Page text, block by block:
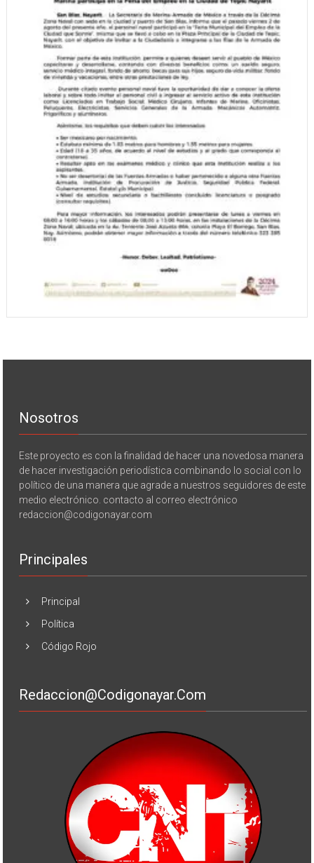
Nosotros
Este proyecto es con la finalidad de hacer una novedosa manera
de hacer investigación periodística combinando lo social con lo
político de una manera que agrade a nuestros seguidores de este
medio electrónico. contacto al correo electrónico
redaccion@codigonayar.com
Principales
Principal
Política
Código Rojo
Redaccion@codigonayar.com